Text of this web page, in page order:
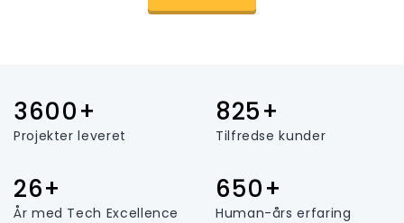
3600+
Projekter leveret
825+
Tilfredse kunder
26+
År med Tech Excellence
650+
Human-års erfaring